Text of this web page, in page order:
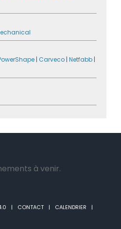
| Carveco | Netfabb |
à venir.
CONTACT
CALENDRIER